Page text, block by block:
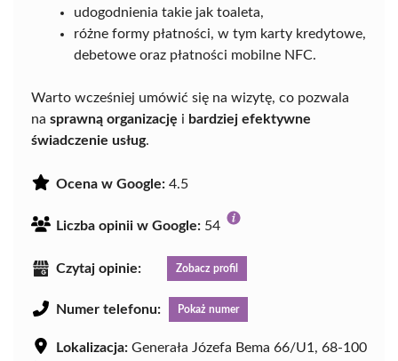
udogodnienia takie jak toaleta,
różne formy płatności, w tym karty kredytowe,
debetowe oraz płatności mobilne NFC.
Warto wcześniej umówić się na wizytę, co pozwala
na sprawną organizację i bardziej efektywne
świadczenie usług.
Ocena w Google: 4.5
Liczba opinii w Google: 54
Czytaj opinie: Zobacz profil
Numer telefonu: Pokaż numer
Lokalizacja: Generała Józefa Bema 66/U1, 68-100